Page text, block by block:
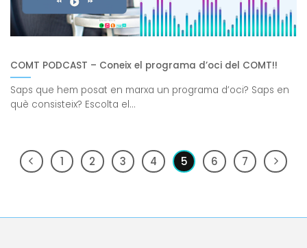
COMT PODCAST – Coneix el programa d’oci del COMT!!
Saps que hem posat en marxa un programa d’oci? Saps en
què consisteix? Escolta el...
1 2 3 4 5 6 7